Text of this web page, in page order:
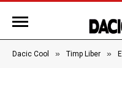
Dacic Cool » Timp Liber »